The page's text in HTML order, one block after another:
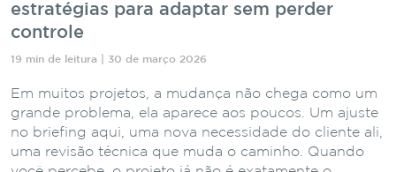
estratégias para adaptar sem perder
controle
19 min de leitura | 30 de março 2026
Em muitos projetos, a mudança não chega como um
grande problema, ela aparece aos poucos. Um ajuste
no briefing aqui, uma nova necessidade do cliente ali,
uma revisão técnica que muda o caminho. Quando